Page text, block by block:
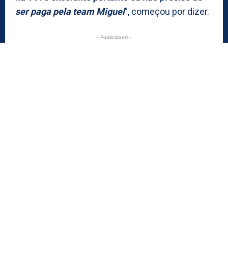
ser paga pela team Miguel”, começou por dizer.
- Publicidaed -